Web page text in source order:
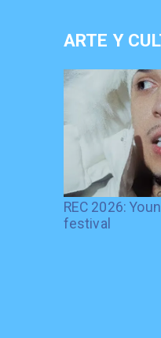
ARTE Y
REC 2026:
festival